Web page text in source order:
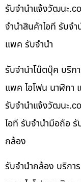
รับจํานําแจ้งวัฒนะ
จำนำสินค้าไอที รับจ
แพค รับจำนำ
รับจำนำโน๊ตบุ๊ค บริก
แพค ไอโฟน นาฬิกา
รับจํานําแจ้งวัฒนะ
ไอที รับจำนำมือถือ
กล้อง
รับจำนำกล้อง บริกา